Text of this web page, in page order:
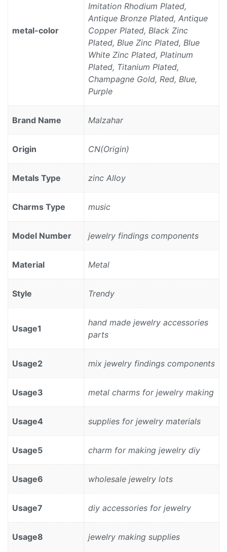
metal-color
Imitation Rhodium Plated,
Antique Bronze Plated, Antique
Copper Plated, Black Zinc
Plated, Blue Zinc Plated, Blue
White Zinc Plated, Platinum
Plated, Titanium Plated,
Champagne Gold, Red, Blue,
Purple
Brand Name Malzahar
Origin CN(Origin)
Metals Type zinc Alloy
Charms Type music
Model Number jewelry findings components
Material Metal
Style Trendy
Usage1
hand made jewelry accessories
parts
Usage2 mix jewelry findings components
Usage3 metal charms for jewelry making
Usage4 supplies for jewelry materials
Usage5 charm for making jewelry diy
Usage6 wholesale jewelry lots
Usage7 diy accessories for jewelry
Usage8 jewelry making supplies